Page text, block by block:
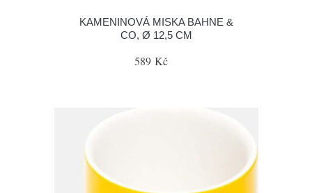
KAMENINOVÁ MISKA BAHNE &
CO, Ø 12,5 CM
589 Kč